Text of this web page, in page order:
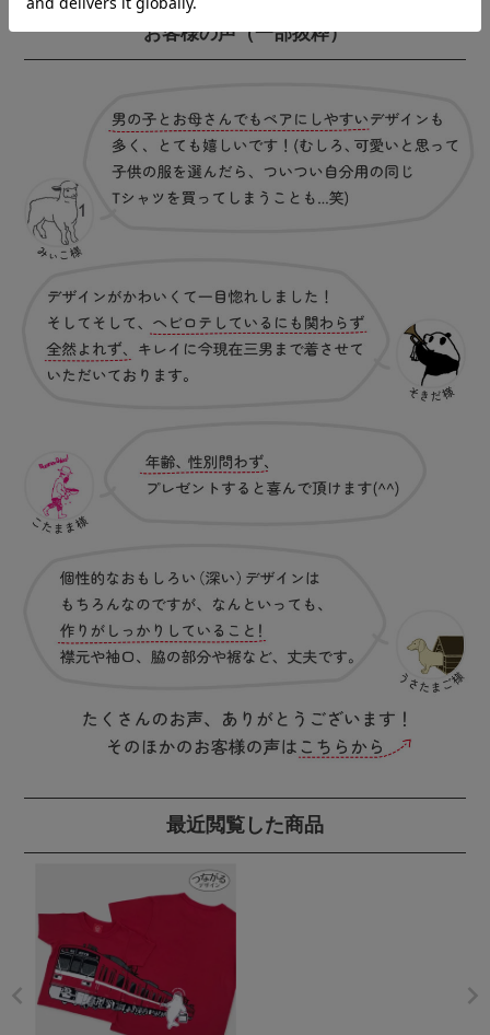
お客様の声（一部抜粋）
最近閲覧した商品